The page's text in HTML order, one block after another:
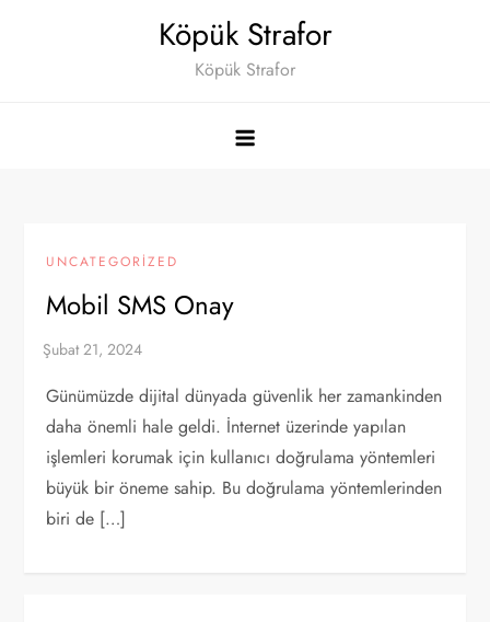
Köpük Strafor
Köpük Strafor
UNCATEGORIZED
Mobil SMS Onay
Günümüzde dijital dünyada güvenlik her zamankinden
daha önemli hale geldi. İnternet üzerinde yapılan
işlemleri korumak için kullanıcı doğrulama yöntemleri
büyük bir öneme sahip. Bu doğrulama yöntemlerinden
biri de […]